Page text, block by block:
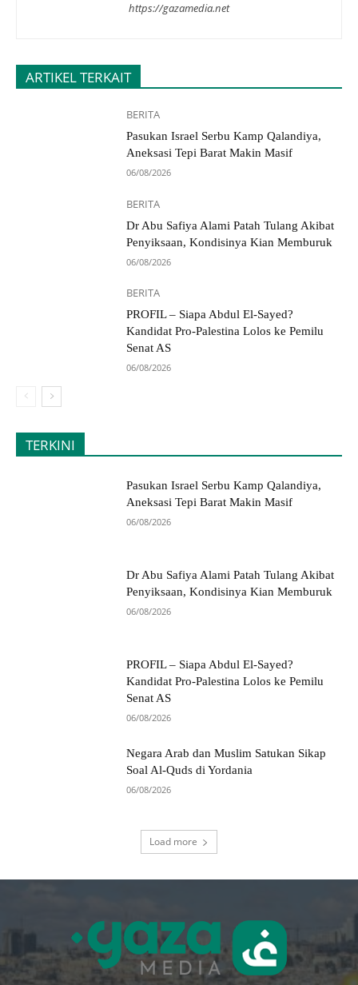
https://gazamedia.net
ARTIKEL TERKAIT
BERITA
Pasukan Israel Serbu Kamp Qalandiya,
Aneksasi Tepi Barat Makin Masif
06/08/2026
BERITA
Dr Abu Safiya Alami Patah Tulang Akibat
Penyiksaan, Kondisinya Kian Memburuk
06/08/2026
BERITA
PROFIL – Siapa Abdul El-Sayed?
Kandidat Pro-Palestina Lolos ke Pemilu
Senat AS
06/08/2026
TERKINI
Pasukan Israel Serbu Kamp Qalandiya,
Aneksasi Tepi Barat Makin Masif
06/08/2026
Dr Abu Safiya Alami Patah Tulang Akibat
Penyiksaan, Kondisinya Kian Memburuk
06/08/2026
PROFIL – Siapa Abdul El-Sayed?
Kandidat Pro-Palestina Lolos ke Pemilu
Senat AS
06/08/2026
Negara Arab dan Muslim Satukan Sikap
Soal Al-Quds di Yordania
06/08/2026
Load more